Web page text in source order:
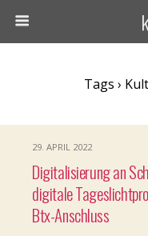
Tags ›
29. APRIL 2022
Digitalisierung an
digitale
Btx-Anschluss